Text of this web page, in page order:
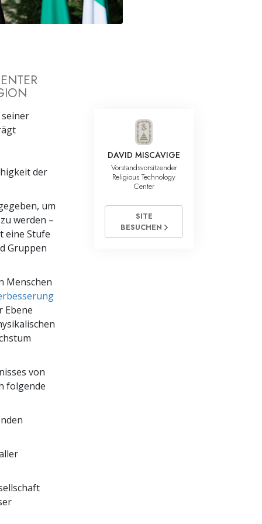
Antworten auf das Drogenproblem
Grundlagen des Organisierens
Die Grundlagen von Public Relations
Planziele und Ziele
Die Technologie des Studierens
der
um
werden –
eine Stufe
Gruppen
Menschen
Ebene
von
folgende
DAVID MISCAVIGE
Vorstandsvorsitzender
Religious Technology
Center
SITE
BESUCHEN